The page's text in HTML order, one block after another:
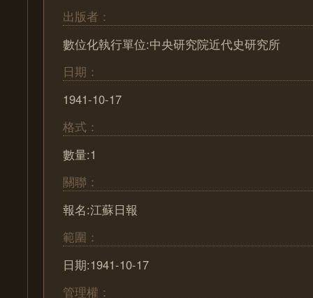
出版者：
數位化執行單位:中央研究院近代史研究所
日期：
1941-10-17
格式：
數量:1
關聯：
報名:江蘇日報
範圍：
日期:1941-10-17
管理權：